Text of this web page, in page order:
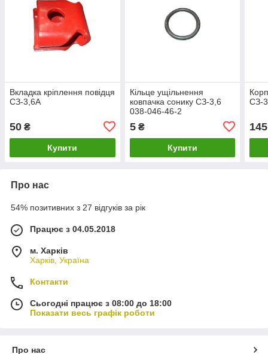
Вкладка кріплення повідця
СЗ-3,6А
50 ₴
Купити
Кільце ущільнення
ковпачка сонику СЗ-3,6
038-046-46-2
5₴
Купити
СЗ-
145
Про нас
54% позитивних з 27 відгуків за рік
Працює з 04.05.2018
м. Харків
Харків, Україна
Контакти
Сьогодні працює з 08:00 до 18:00
Показати весь графік роботи
Про нас